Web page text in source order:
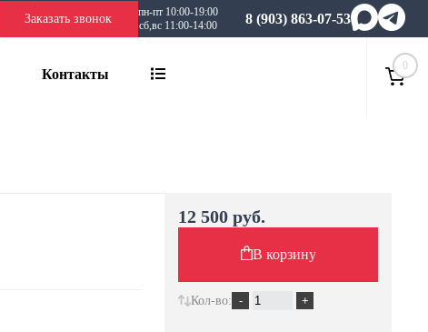
Заказать звонок
пн-пт 10:00-19:00
сб,вс 11:00-14:00
8 (903) 863-07-53
Контакты
0
12 500 руб.
В корзину
Кол-во: